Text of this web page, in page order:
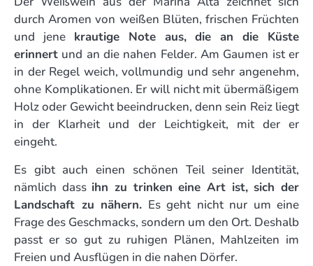
durch Aromen von weißen Blüten, frischen Früchten
und jene krautige Note aus, die an die Küste
erinnert und an die nahen Felder. Am Gaumen ist er
in der Regel weich, vollmundig und sehr angenehm,
ohne Komplikationen. Er will nicht mit übermäßigem
Holz oder Gewicht beeindrucken, denn sein Reiz liegt
in der Klarheit und der Leichtigkeit, mit der er
eingeht.
Es gibt auch einen schönen Teil seiner Identität,
nämlich dass ihn zu trinken eine Art ist, sich der
Landschaft zu nähern. Es geht nicht nur um eine
Frage des Geschmacks, sondern um den Ort. Deshalb
passt er so gut zu ruhigen Plänen, Mahlzeiten im
Freien und Ausflügen in die nahen Dörfer.